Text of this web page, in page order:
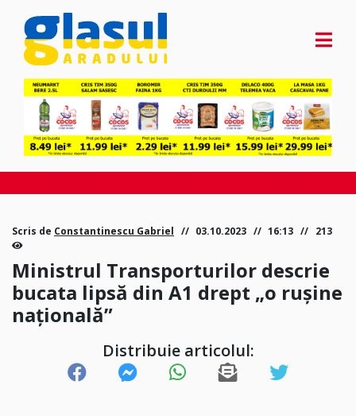
Scris de Constantinescu Gabriel 03.10.2023 16:13 213
Ministrul Transporturilor descrie
bucata lipsă din A1 drept „o rușine
națională”
Distribuie articolul: